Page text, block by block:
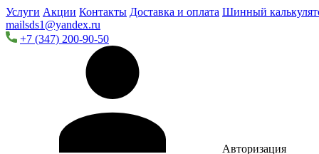
Услуги Акции Контакты Доставка и оплата Шинный
mailsds1@yandex.ru
+7 (347) 200-90-50
Авторизация